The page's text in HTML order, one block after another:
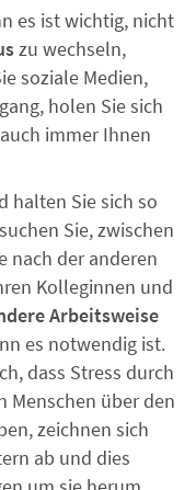
es ist wichtig, nicht
zu wechseln,
soziale Medien,
holen Sie sich
immer Ihnen
halten Sie sich so
Sie, zwischen
nach der anderen
Kolleginnen und
Arbeitsweise
es notwendig ist.
dass Stress durch
Menschen über den
zeichnen sich
ab und dies